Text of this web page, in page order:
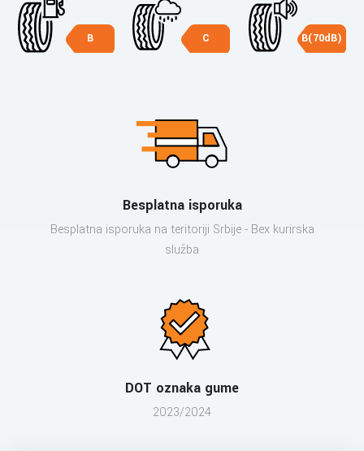
B C B(70dB)
Besplatna isporuka
Besplatna isporuka na teritoriji Srbije - Bex kurirska
služba
DOT oznaka gume
2023/2024